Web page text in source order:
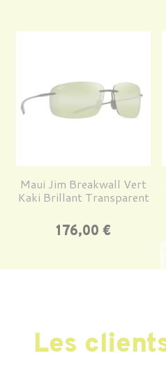
Maui Jim Breakwall Vert
Kaki Brillant Transparent
Prix
176,00 €
Les